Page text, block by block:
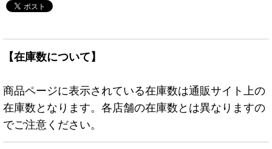
【在庫数について】
商品ページに表示されている在庫数は通販サイト上の
在庫数となります。各店舗の在庫数とは異なりますの
でご注意ください。